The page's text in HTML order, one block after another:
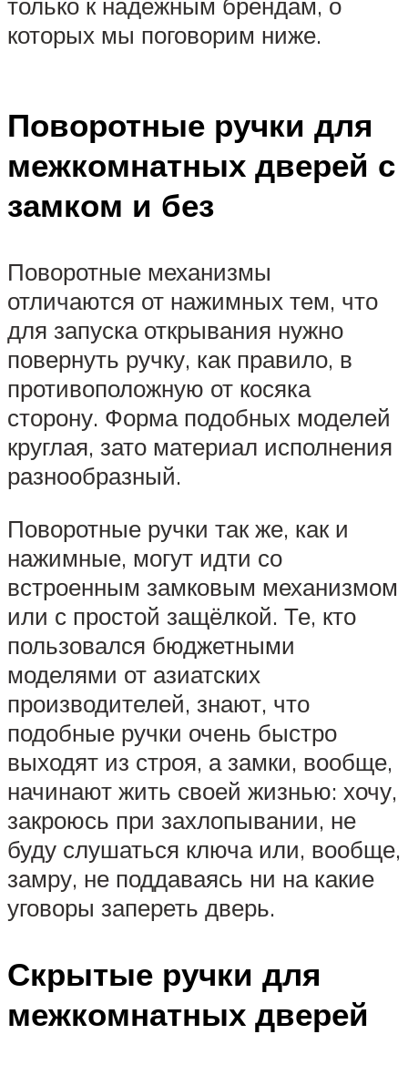
которых мы поговорим ниже.
Поворотные ручки для
межкомнатных дверей с
замком и без
Поворотные механизмы
отличаются от нажимных тем, что
для запуска открывания нужно
повернуть ручку, как правило, в
противоположную от косяка
сторону. Форма подобных моделей
круглая, зато материал исполнения
разнообразный.
Поворотные ручки так же, как и
нажимные, могут идти со
встроенным замковым механизмом
или с простой защёлкой. Те, кто
пользовался бюджетными
моделями от азиатских
производителей, знают, что
подобные ручки очень быстро
выходят из строя, а замки, вообще,
начинают жить своей жизнью: хочу,
закроюсь при захлопывании, не
буду слушаться ключа или, вообще,
замру, не поддаваясь ни на какие
уговоры запереть дверь.
Скрытые ручки для
межкомнатных дверей